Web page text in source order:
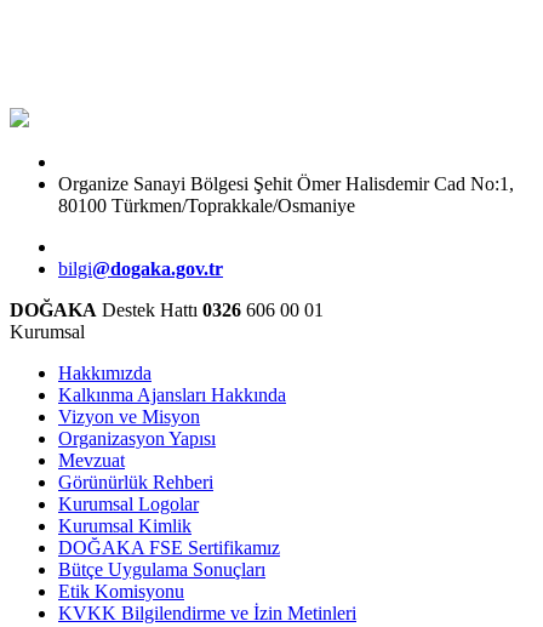
Organize Sanayi Bölgesi Şehit Ömer Halisdemir Cad No:1,
80100 Türkmen/Toprakkale/Osmaniye
bilgi@dogaka.gov.tr
DOĞAKA Destek Hattı 0326 606 00 01
Kurumsal
Hakkımızda
Kalkınma Ajansları Hakkında
Vizyon ve Misyon
Organizasyon Yapısı
Mevzuat
Görünürlük Rehberi
Kurumsal Logolar
Kurumsal Kimlik
DOĞAKA FSE Sertifikamız
Bütçe Uygulama Sonuçları
Etik Komisyonu
KVKK Bilgilendirme ve İzin Metinleri